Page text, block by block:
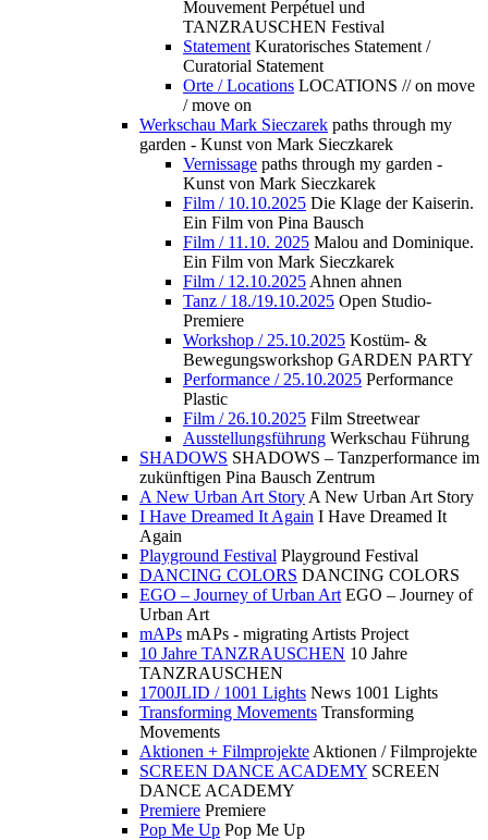
Mouvement Perpétuel und
TANZRAUSCHEN Festival
Statement Kuratorisches Statement /
Curatorial Statement
Orte / Locations LOCATIONS // on move
/ move on
Werkschau Mark Sieczarek paths through my
garden - Kunst von Mark Sieczkarek
Vernissage paths through my garden -
Kunst von Mark Sieczkarek
Film / 10.10.2025 Die Klage der Kaiserin.
Ein Film von Pina Bausch
Film / 11.10. 2025 Malou and Dominique.
Ein Film von Mark Sieczkarek
Film / 12.10.2025 Ahnen ahnen
Tanz / 18./19.10.2025 Open Studio-
Premiere
Workshop / 25.10.2025 Kostüm- &
Bewegungsworkshop GARDEN PARTY
Performance / 25.10.2025 Performance
Plastic
Film / 26.10.2025 Film Streetwear
Ausstellungsführung Werkschau Führung
SHADOWS SHADOWS – Tanzperformance im
zukünftigen Pina Bausch Zentrum
A New Urban Art Story A New Urban Art Story
I Have Dreamed It Again I Have Dreamed It
Again
Playground Festival Playground Festival
DANCING COLORS DANCING COLORS
EGO – Journey of Urban Art EGO – Journey of
Urban Art
mAPs mAPs - migrating Artists Project
10 Jahre TANZRAUSCHEN 10 Jahre
TANZRAUSCHEN
1700JLID / 1001 Lights News 1001 Lights
Transforming Movements Transforming
Movements
Aktionen + Filmprojekte Aktionen / Filmprojekte
SCREEN DANCE ACADEMY SCREEN
DANCE ACADEMY
Premiere Premiere
Pop Me Up Pop Me Up